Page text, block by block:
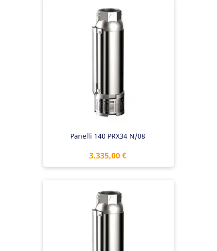
Panelli 140 PRX34 N/08
Preis
3.335,00 €